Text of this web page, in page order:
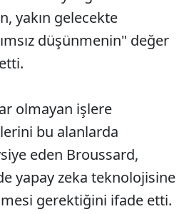
yakın gelecekte
düşünmenin" değer
olmayan işlere
bu alanlarda
eden Broussard,
yapay zeka teknolojisine
gerektiğini ifade etti.